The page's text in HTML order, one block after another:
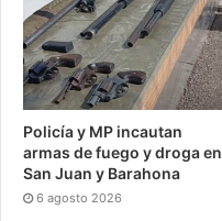
Policía y MP incautan
armas de fuego y droga en
San Juan y Barahona
6 agosto 2026